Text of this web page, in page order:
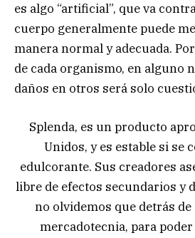
es algo “artificial”, que va
cuerpo generalmente puede
manera normal y adecuada.
de cada organismo, en alguno
daños en otros será solo
Splenda, es un producto
Unidos, y es estable si se
edulcorante. Sus creadores
libre de efectos secundarios y
no olvidemos que detrás de
mercadotecnia, para